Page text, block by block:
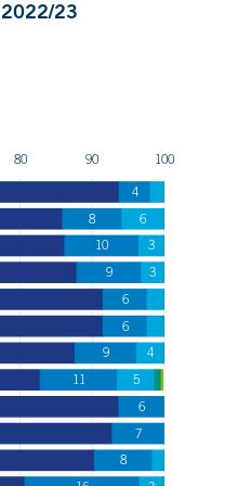
2022/23
80 90 100
8
7
6
11 5
9 4
6
6
9 3
10 3
8 6
4